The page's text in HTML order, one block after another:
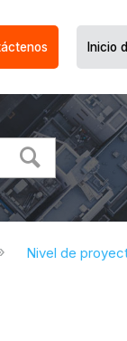
Inicio
Nivel de